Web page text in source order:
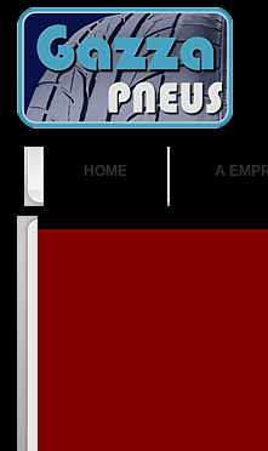
HOME A